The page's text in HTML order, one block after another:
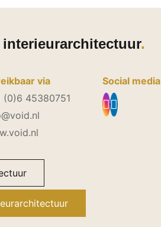
via
(0)6 45380751
Social media